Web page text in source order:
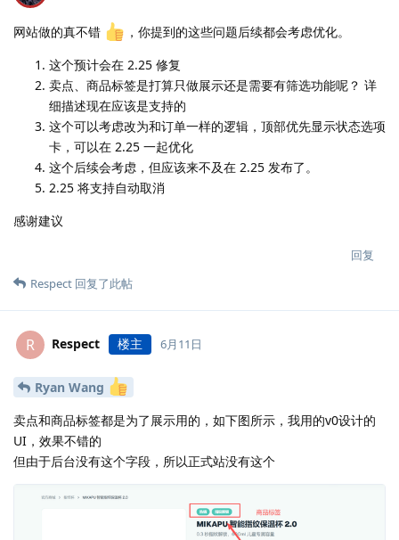
网站做的真不错
，你提到的这些问题后续都会考虑优化。
这个预计会在 2.25 修复
卖点、商品标签是打算只做展示还是需要有筛选功能呢？ 详
细描述现在应该是支持的
这个可以考虑改为和订单一样的逻辑，顶部优先显示状态选项
卡，可以在 2.25 一起优化
这个后续会考虑，但应该来不及在 2.25 发布了。
2.25 将支持自动取消
感谢建议
回复
Respect 回复了此帖
R Respect 楼主 6月11日
Ryan Wang
卖点和商品标签都是为了展示用的，如下图所示，我用的v0设计的
UI，效果不错的
但由于后台没有这个字段，所以正式站没有这个